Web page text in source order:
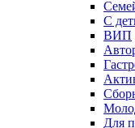
С
ВИП
Для